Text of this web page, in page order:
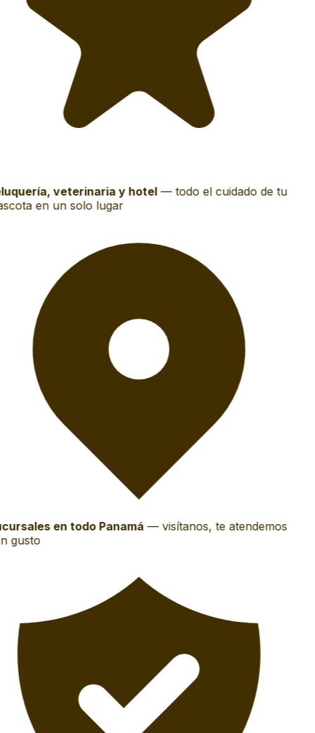
veterinaria y hotel—todo el cuidado de tu
en un solo lugar
en todo Panamá—visítanos, te atendemos
gusto